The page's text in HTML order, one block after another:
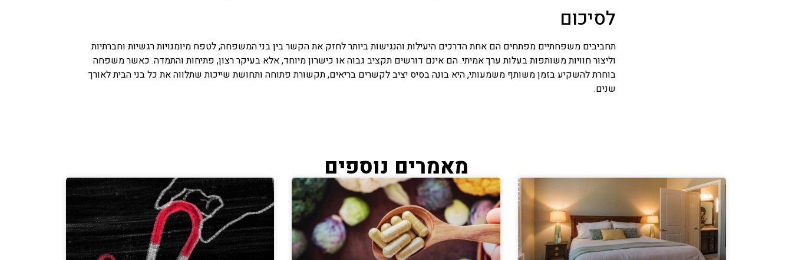
לסיכום
תחביבים משפחתיים מפתחים הם אחת הדרכים היעילות והנגישות ביותר לחזק את הקשר בין בני המשפחה, לטפח מיומנויות רגשיות וחברתיות
וליצור חוויות משותפות בעלות ערך אמיתי. הם אינם דורשים תקציב גבוה או כישרון מיוחד, אלא בעיקר רצון, פתיחות והתמדה. כאשר משפחה
בוחרת להשקיע בזמן משותף משמעותי, היא בונה בסיס יציב לקשרים בריאים, תקשורת פתוחה ותחושת שייכות שתלווה את כל בני הבית לאורך
שנים.
מאמרים נוספים